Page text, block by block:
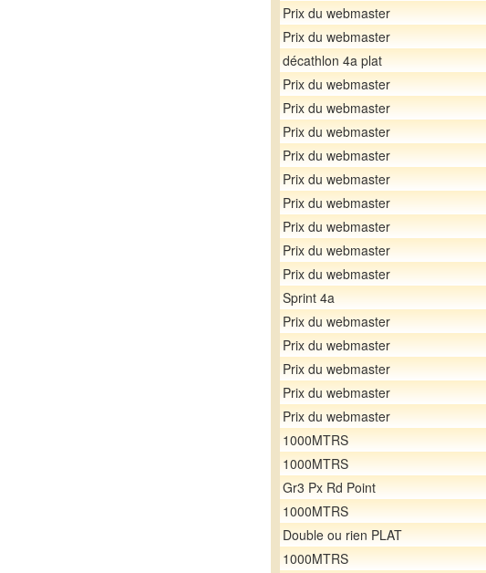
Prix du webmaster
Prix du webmaster
décathlon 4a plat
Prix du webmaster
Prix du webmaster
Prix du webmaster
Prix du webmaster
Prix du webmaster
Prix du webmaster
Prix du webmaster
Prix du webmaster
Prix du webmaster
Sprint 4a
Prix du webmaster
Prix du webmaster
Prix du webmaster
Prix du webmaster
Prix du webmaster
1000MTRS
1000MTRS
Gr3 Px Rd Point
1000MTRS
Double ou rien PLAT
1000MTRS